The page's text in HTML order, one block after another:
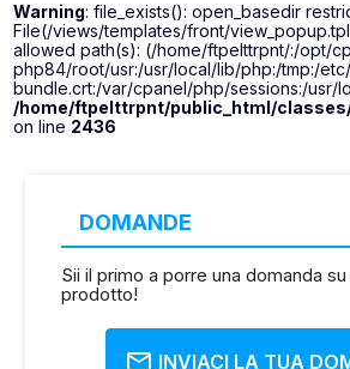
Warning: file_exists(): open_basedir
File(/views/templates/front/
allowed path(s): (/home/ftpelttrpnt/:/opt/
php84/root/usr:/usr/local/lib/php:/tmp:/
bundle.crt:/var/cpanel/php/sessions:/usr/
/home/ftpelttrpnt/public_html/
on line 2436
DOMANDE
Sii il primo a porre una domanda
prodotto!
INVIACI LA TUA